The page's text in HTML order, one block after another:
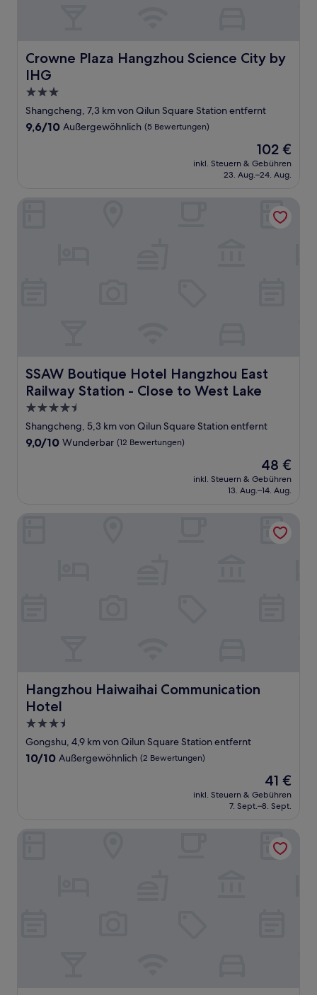
Crowne Plaza Hangzhou Science City by
IHG
Crowne Plaza Hangzhou Science City by IHG
3.0-
Sterne-
Unterkunft
Shangcheng, 7,3 km von Qilun Square Station entfernt
9.6
9,6/10 Außergewöhnlich (5 Bewertungen)
Der
Preis
beträgt
102 €
inkl. Steuern & Gebühren
23. Aug.–24. Aug.
SSAW Boutique Hotel Hangzhou East
Railway Station - Close to West Lake
SSAW Boutique Hotel Hangzhou East Railway Station -
4.5-
Sterne-
Unterkunft
Shangcheng, 5,3 km von Qilun Square Station entfernt
9.0
9,0/10 Wunderbar (12 Bewertungen)
Der
Preis
beträgt
48 €
inkl. Steuern & Gebühren
13. Aug.–14. Aug.
SSAW Boutique Hotel Hangzhou East Railway Station -
Hangzhou Haiwaihai Communication
Hotel
Hangzhou Haiwaihai Communication Hotel
3.5-
Sterne-
Unterkunft
Gongshu, 4,9 km von Qilun Square Station entfernt
10.0
10/10 Außergewöhnlich (2 Bewertungen)
Der
Preis
beträgt
41 €
inkl. Steuern & Gebühren
7. Sept.–8. Sept.